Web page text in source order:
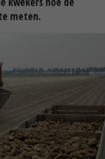
meten.